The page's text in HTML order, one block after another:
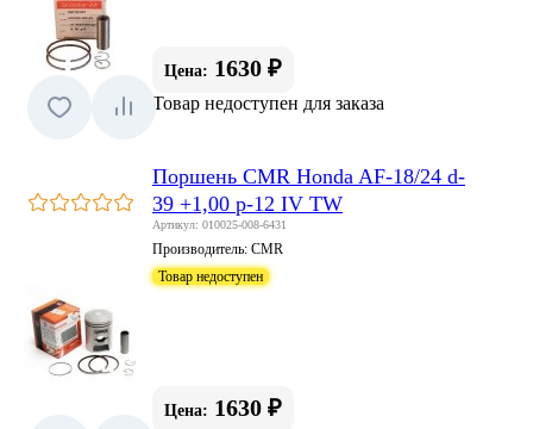
Цена: 1630 ₽
Товар недоступен для заказа
Поршень CMR Honda AF-18/24 d-
39 +1,00 p-12 IV TW
Артикул: 010025-008-6431
Производитель: CMR
Товар недоступен
Цена: 1630 ₽